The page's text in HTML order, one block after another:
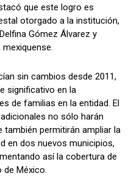
que este logro es
otorgado a la institución,
Gómez Álvarez y
sin cambios desde 2011,
significativo en la
de familias en la entidad. El
no sólo harán
permitirán ampliar la
en dos nuevos municipios,
así la cobertura de
de México.